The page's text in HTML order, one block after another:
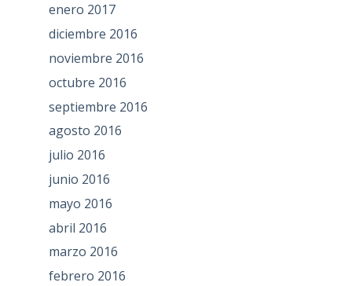
enero 2017
diciembre 2016
noviembre 2016
octubre 2016
septiembre 2016
agosto 2016
julio 2016
junio 2016
mayo 2016
abril 2016
marzo 2016
febrero 2016